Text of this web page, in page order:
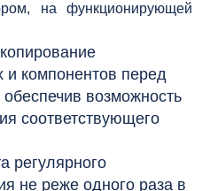
на функционирующей
и компонентов перед
возможность
соответствующего
регулярного
не реже одного раза в